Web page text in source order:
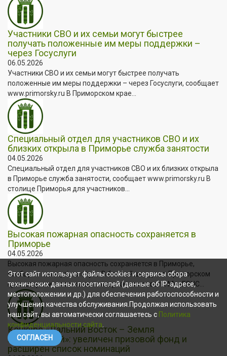
Участники СВО и их семьи могут быстрее
получать положенные им меры поддержки –
через Госуслуги
06.05.2026
Участники СВО и их семьи могут быстрее получать
положенные им меры поддержки – через Госуслуги, сообщает
www.primorsky.ru В Приморском крае...
Специальный отдел для участников СВО и их
близких открыла в Приморье служба занятости
04.05.2026
Специальный отдел для участников СВО и их близких открыла
в Приморье служба занятости, сообщает www.primorsky.ru В
столице Приморья для участников...
Высокая пожарная опасность сохраняется в
Приморье
04.05.2026
Высокая пожарная опасность сохраняется в Приморье,
сообщает www.primorsky.ru В ближайшие дни в Приморском
крае сохранится высокая пожарная опасность. МинГОЧС...
Конкурс «Дальний Восток – Земля
приключений»: увеличен призовой фонд и
расширен список номинаций
Этот сайт использует файлы cookies и сервисы сбора
технических данных посетителей (данные об IP-адресе,
местоположении и др.) для обеспечения работоспособности и
улучшения качества обслуживания.Продолжая использовать
наш сайт, вы автоматически соглашаетесь с Политика
конфиденциальности сайта
СОГЛАСЕН